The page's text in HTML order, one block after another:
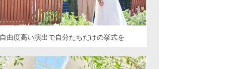
自由度高い演出で自分たちだけの挙式を